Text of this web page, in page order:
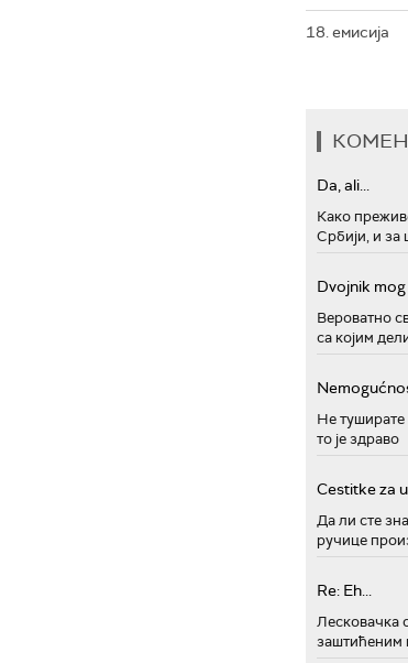
18. емисија
Da, ali...
Како
Србији, и за
Dvojnik
Вероватно
са којим
Не туширате
то је здраво
Cestitke za
Да ли сте
ручице
Re: Eh...
Лесковачка
заштићеним